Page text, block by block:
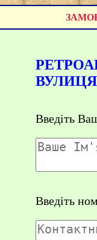
Введіть
Введіть